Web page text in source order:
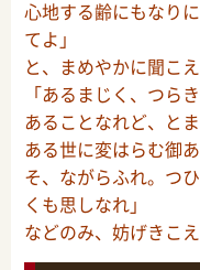
心地する齢にもなり
てよ」
と、まめやかに聞こ
「あるまじく、つら
あることなれど、と
ある世に変はらむ御
そ、ながらふれ。つ
くも思しなれ」
などのみ、妨げきこえ